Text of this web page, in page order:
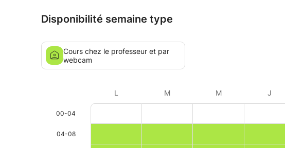
Disponibilité semaine type
Cours chez le professeur et par
webcam
L M M J
00-04
04-08